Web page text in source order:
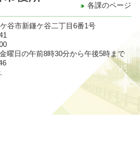
各課のページ
谷市新鎌ケ谷二丁目6番1号
曜日の午前8時30分から午後5時まで